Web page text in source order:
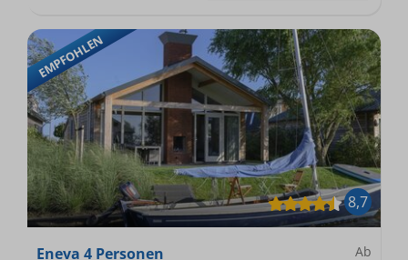
EMPFOHLEN
8,7
Ab
Eneva 4 Personen